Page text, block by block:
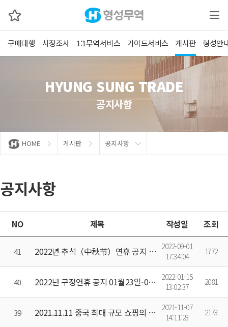
구매대행 시장조사 1:1무역서비스 가이드서비스 게시판 형성안
HYUNG SUNG TRADE
공지사항
HOME 게시판 공지사항
공지사항
NO 제목 작성일 조회
41 2022년 추석（中秋节）연휴 공지 9/9-9/11(3일) 2022-09-01
17:34:04
1772
40 2022년 구정연휴 공지 01월23일-02월13일(예상)
2022-01-15
13:02:37
2081
39 2021.11.11 중국 최대 규모 쇼핑의 날! 双十一购物狂欢节！의한 택배건 지연에 대해
2021-11-07
14:11:23
2173